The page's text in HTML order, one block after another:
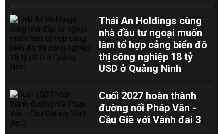
Thái An Holdings cùng
nhà đầu tư ngoại muốn
làm tổ hợp cảng biển đô
thị công nghiệp 18 tỷ
USD ở Quảng Ninh
Cuối 2027 hoàn thành
đường nối Pháp Vân -
Cầu Giẽ với Vành đai 3